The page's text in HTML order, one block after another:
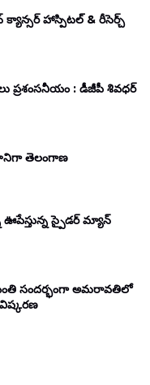
హాస్పిటల్ & రీసెర్చ్
ప్రశంసనీయం : డీజీపీ శివధర్
తెలంగాణ
ఊపేస్తున్న స్పైడర్ మ్యాన్
సందర్భంగా అమరావతిలో